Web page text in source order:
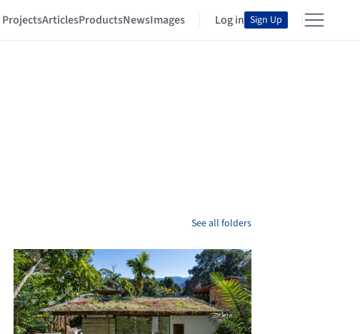
ProjectsArticlesProductsNewsImages Log in Sign Up
See all folders